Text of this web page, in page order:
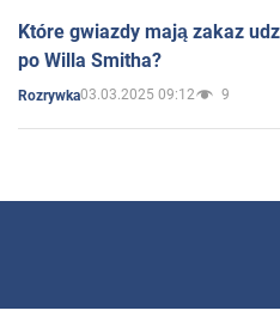
Które gwiazdy mają zakaz
po Willa Smitha?
Rozrywka03.03.2025 09:12 9